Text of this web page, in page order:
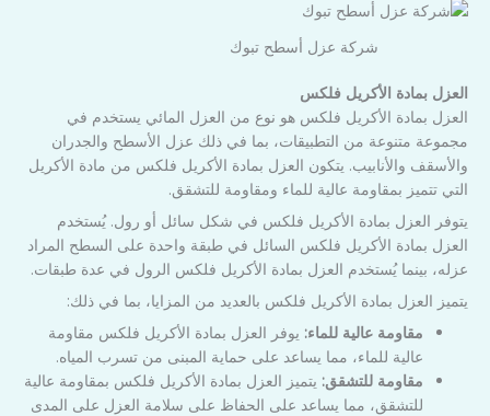
شركة عزل أسطح تبوك
العزل بمادة الأكريل فلكس
العزل بمادة الأكريل فلكس هو نوع من العزل المائي يستخدم في
مجموعة متنوعة من التطبيقات، بما في ذلك عزل الأسطح والجدران
والأسقف والأنابيب. يتكون العزل بمادة الأكريل فلكس من مادة الأكريل
التي تتميز بمقاومة عالية للماء ومقاومة للتشقق.
يتوفر العزل بمادة الأكريل فلكس في شكل سائل أو رول. يُستخدم
العزل بمادة الأكريل فلكس السائل في طبقة واحدة على السطح المراد
عزله، بينما يُستخدم العزل بمادة الأكريل فلكس الرول في عدة طبقات.
يتميز العزل بمادة الأكريل فلكس بالعديد من المزايا، بما في ذلك:
مقاومة عالية للماء: يوفر العزل بمادة الأكريل فلكس مقاومة
عالية للماء، مما يساعد على حماية المبنى من تسرب المياه.
مقاومة للتشقق: يتميز العزل بمادة الأكريل فلكس بمقاومة عالية
للتشقق، مما يساعد على الحفاظ على سلامة العزل على المدى